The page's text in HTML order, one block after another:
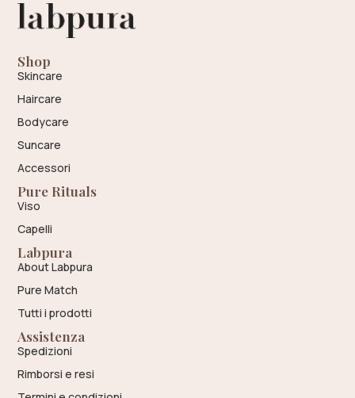
Shop
Skincare
Haircare
Bodycare
Suncare
Accessori
Pure Rituals
Viso
Capelli
Labpura
About Labpura
Pure Match
Tutti i prodotti
Assistenza
Spedizioni
Rimborsi e resi